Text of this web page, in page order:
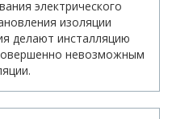
электрического
изоляции
делают инсталляцию
невозможным